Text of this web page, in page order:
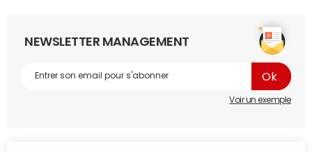
NEWSLETTER MANAGEMENT
Voir un exemple